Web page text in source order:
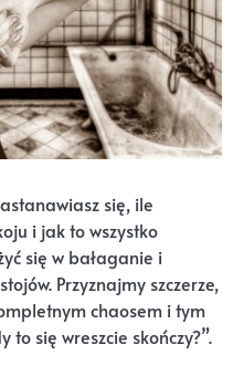
się, ile
i jak to wszystko
się w bałaganie i
Przyznajmy szczerze,
chaosem i tym
się wreszcie skończy?”.